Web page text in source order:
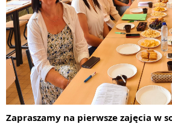
Zapraszamy na pierwsze zajęcia w